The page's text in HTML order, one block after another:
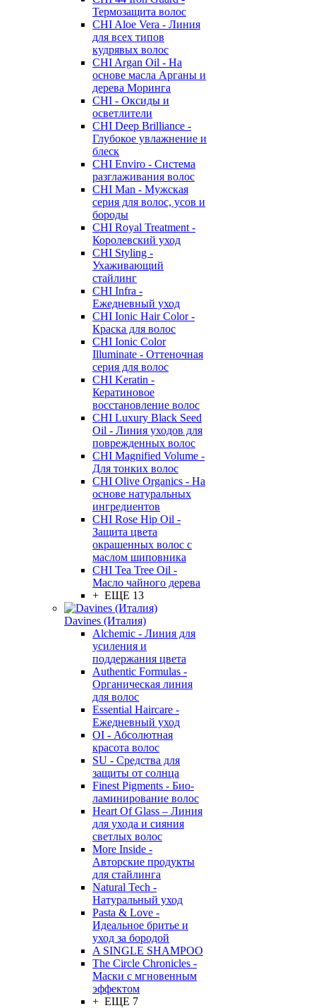
Термозащита волос
CHI Aloe Vera - Линия
для всех типов
кудрявых волос
CHI Argan Oil - На
основе масла Арганы и
дерева Моринга
CHI - Оксиды и
осветлители
CHI Deep Brilliance -
Глубокое увлажнение и
блеск
CHI Enviro - Система
разглаживания волос
CHI Man - Мужская
серия для волос, усов и
бороды
CHI Royal Treatment -
Королевский уход
CHI Styling -
Ухаживающий
стайлинг
CHI Infra -
Ежедневный уход
CHI Ionic Hair Color -
Краска для волос
CHI Ionic Color
Illuminate - Оттеночная
серия для волос
CHI Keratin -
Кератиновое
восстановление волос
CHI Luxury Black Seed
Oil - Линия уходов для
поврежденных волос
CHI Magnified Volume -
Для тонких волос
CHI Olive Organics - На
основе натуральных
ингредиентов
CHI Rose Hip Oil -
Защита цвета
окрашенных волос с
маслом шиповника
CHI Tea Tree Oil -
Масло чайного дерева
+ ЕЩЕ 13
Davines (Италия)
Alchemic - Линия для
усиления и
поддержания цвета
Authentic Formulas -
Органическая линия
для волос
Essential Haircare -
Eжедневный уход
OI - Абсолютная
красота волос
SU - Средства для
защиты от солнца
Finest Pigments - Био-
ламинирование волос
Heart Of Glass – Линия
для ухода и сияния
светлых волос
More Inside -
Авторские продукты
для стайлинга
Natural Tech -
Натуральный уход
Pasta & Love -
Идеальное бритье и
уход за бородой
A SINGLE SHAMPOO
The Circle Chronicles -
Маски с мгновенным
эффектом
+ ЕЩЕ 7